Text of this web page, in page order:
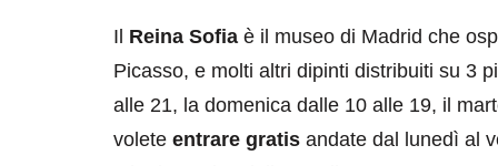
Il Reina Sofia è il museo di Madrid che
Picasso, e molti altri dipinti distribuiti su 3
alle 21, la domenica dalle 10 alle 19, il
volete entrare gratis andate dal lunedì al